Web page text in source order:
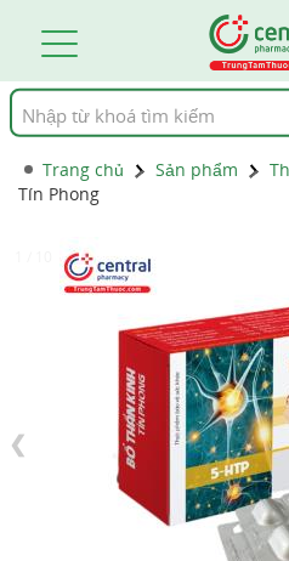
Tìm
kiếm
Trang chủ Sản phẩm
Tín Phong
❮